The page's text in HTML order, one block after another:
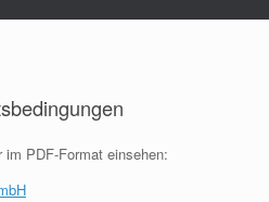
PDF-Format einsehen: